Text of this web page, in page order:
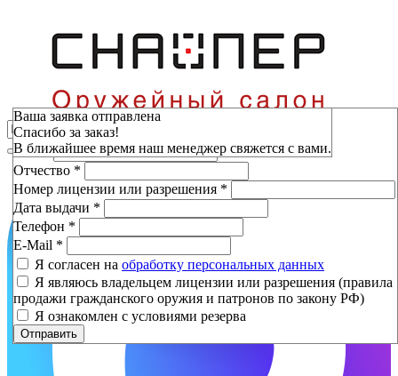
Зарезервировать
Фамилия*
Имя*
Отчество *
Номер лицензии или разрешения *
Дата выдачи *
Телефон *
E-Mail *
Я согласен на обработку персональных данных
Я являюсь владельцем лицензии или разрешения (правила
продажи гражданского оружия и патронов по закону РФ)
Я ознакомлен с условиями резерва
Отправить
Ваша заявка отправлена
Спасибо за заказ!
В ближайшее время наш менеджер свяжется с вами.